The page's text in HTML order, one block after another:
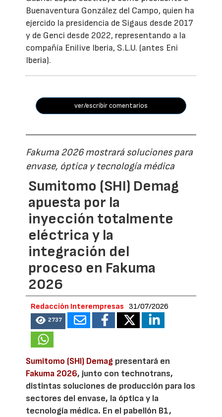
Buenaventura González del Campo, quien ha
ejercido la presidencia de Sigaus desde 2017
y de Genci desde 2022, representando a la
compañía Enilive Iberia, S.L.U. (antes Eni
Iberia).
ver/escribir comentarios
Fakuma 2026 mostrará soluciones para
envase, óptica y tecnología médica
Sumitomo (SHI) Demag
apuesta por la
inyección totalmente
eléctrica y la
integración del
proceso en Fakuma
2026
Redacción Interempresas 31/07/2026
2737
Sumitomo (SHI) Demag presentará en
Fakuma 2026, junto con technotrans,
distintas soluciones de producción para los
sectores del envase, la óptica y la
tecnología médica. En el pabellón B1,